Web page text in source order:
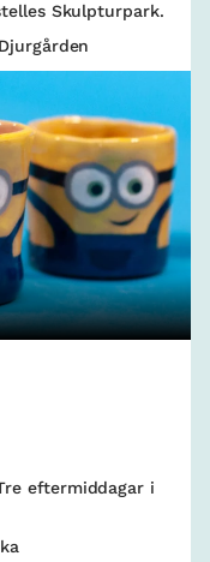
Skulpturpark.
eftermiddagar i